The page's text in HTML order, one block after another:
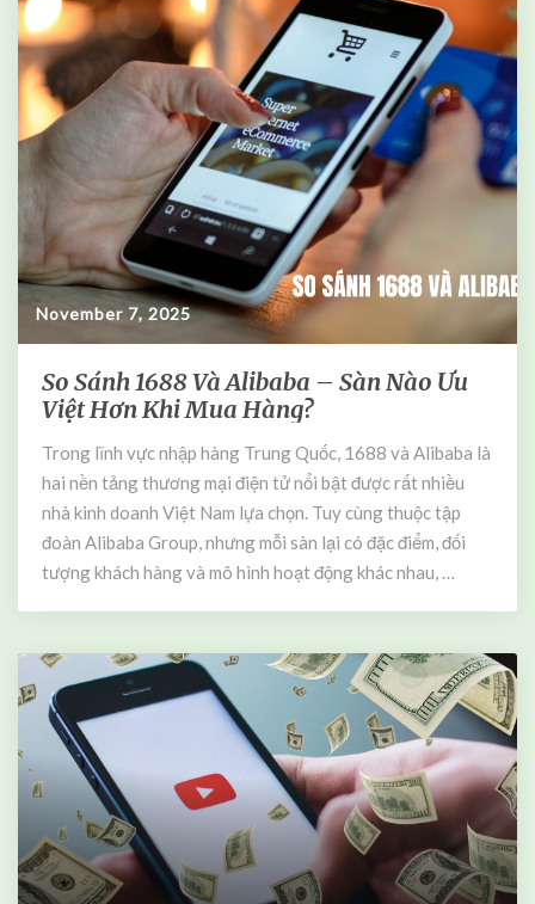
t
M
a
y
Đ
ồ
n
g
P
h
ụ
c
C
ô
n
g
S
ở
C
h
o
D
o
n
N
i
p
C
h
November 7, 2025
S
o
á
n
h
1
6
8
à
A
a
a
–
So Sánh 1688 Và Alibaba – Sàn Nào Ưu
Việt Hơn Khi Mua Hàng?
Trong lĩnh vực nhập hàng Trung Quốc, 1688 và Alibaba là
hai nền tảng thương mại điện tử nổi bật được rất nhiều
nhà kinh doanh Việt Nam lựa chọn. Tuy cùng thuộc tập
đoàn Alibaba Group, nhưng mỗi sàn lại có đặc điểm, đối
tượng khách hàng và mô hình hoạt động khác nhau, …